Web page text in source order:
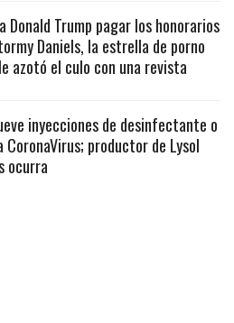
Donald Trump pagar los honorarios
Daniels, la estrella de porno
azotó el culo con una revista
inyecciones de desinfectante o
productor de Lysol
ocurra